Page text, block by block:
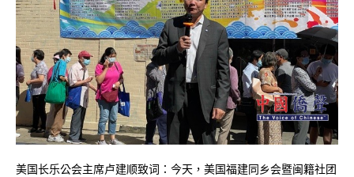
美国长乐公会主席卢建顺致词：今天，美国福建同乡会暨闽籍社团